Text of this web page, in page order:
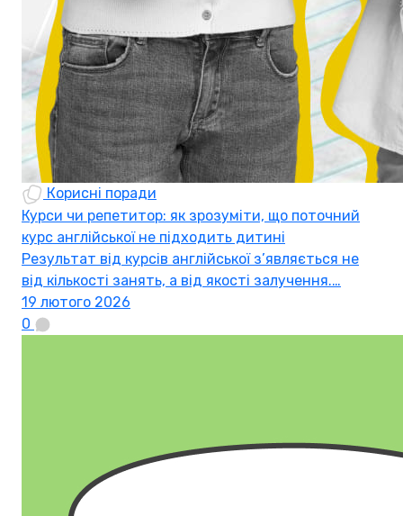
Корисні поради
Курси чи репетитор: як зрозуміти, що поточний
курс англійської не підходить дитині
Результат від курсів англійської з’являється не
від кількості занять, а від якості залучення.…
19 лютого 2026
0